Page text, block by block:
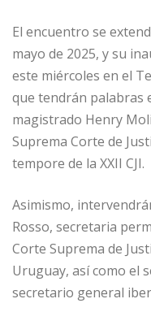
El encuentro se
mayo de 2025, y su
este miércoles en el
que tendrán palabras
magistrado Henry
Suprema Corte de
tempore de la XXII CJI.
Asimismo,
Rosso, secretaria
Corte Suprema de
Uruguay, así como el
secretario general